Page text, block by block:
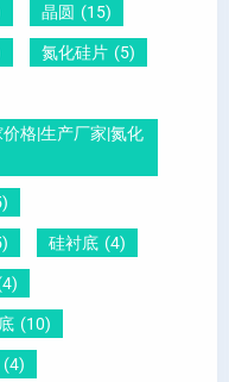
说
明
？
晶
晶圆 (15)
氮化硅片 (5)
格|生产厂家|氮化
硅衬底 (4)
(10)
(4)